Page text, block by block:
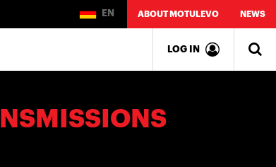
EN ABOUT MOTULEVO NEWS
LOG IN